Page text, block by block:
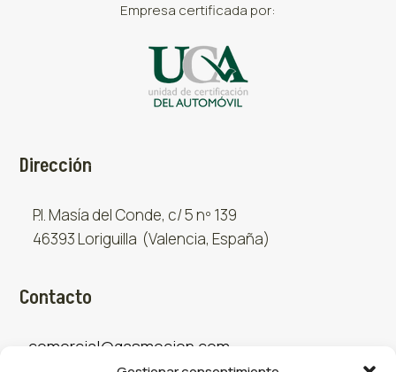
Empresa certificada por:
Dirección
P.I. Masía del Conde, c/ 5 nº 139
46393 Loriguilla (Valencia, España)
Contacto
comercial@gasmocion.com